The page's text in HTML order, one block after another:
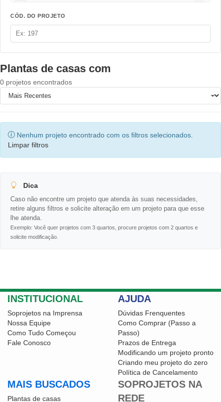
Mezanino 0
Sacada no Quarto
Sala de TV
Varanda
Varanda Intima
Video
com Piscina
CÓD. DO PROJETO
Plantas de casas com
0 projetos encontrados
Nenhum projeto encontrado com os filtros selecionados.
Limpar filtros
Dica
Caso não encontre um projeto que atenda às suas necessidades,
retire alguns filtros e solicite alteração em um projeto para que esse
lhe atenda.
Exemplo: Você quer projetos com 3 quartos, procure projetos com 2 quartos e
solicite modificação.
INSTITUCIONAL
Soprojetos na Imprensa
Nossa Equipe
Como Tudo Começou
Fale Conosco
AJUDA
Dúvidas Frenquentes
Como Comprar (Passo a
Passo)
Prazos de Entrega
Modificando um projeto pronto
Criando meu projeto do zero
Política de Cancelamento
MAIS BUSCADOS
Plantas de casas
SOPROJETOS NA
REDE